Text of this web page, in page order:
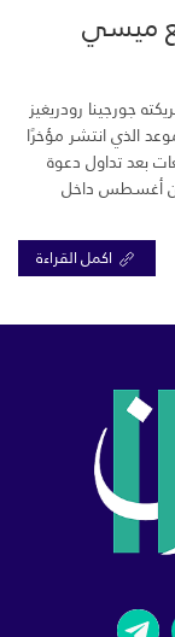
ميسي
جورجينا رودريغيز
الذي انتشر مؤخرًا
بعد تداول دعوة
أغسطس داخل
اكمل القراءة